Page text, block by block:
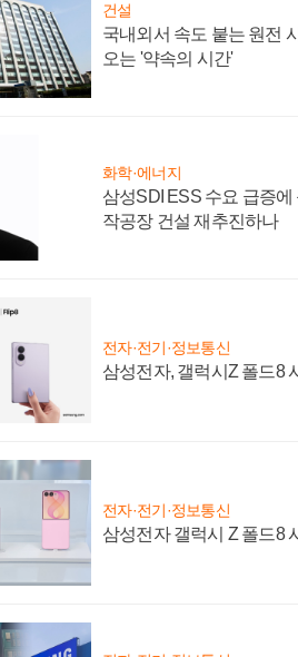
건설
국내외서 속도 붙는 원전
오는 '약속의 시간'
화학·에너지
삼성SDI ESS 수요 급증에
작공장 건설 재추진하나
전자·전기·정보통신
삼성전자, 갤럭시Z 폴드8
전자·전기·정보통신
삼성전자 갤럭시 Z 폴드8